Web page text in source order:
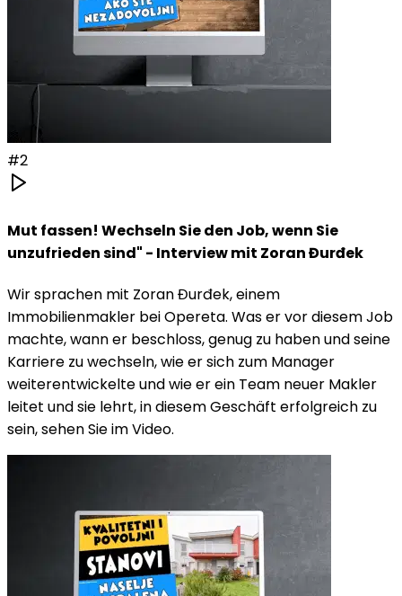
#2
Mut fassen! Wechseln Sie den Job, wenn Sie
unzufrieden sind" - Interview mit Zoran Đurđek
Wir sprachen mit Zoran Đurđek, einem
Immobilienmakler bei Opereta. Was er vor diesem Job
machte, wann er beschloss, genug zu haben und seine
Karriere zu wechseln, wie er sich zum Manager
weiterentwickelte und wie er ein Team neuer Makler
leitet und sie lehrt, in diesem Geschäft erfolgreich zu
sein, sehen Sie im Video.